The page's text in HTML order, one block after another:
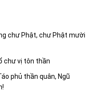
chư Phật, chư Phật mười
chư vị tôn thần
phủ thần quân, Ngũ